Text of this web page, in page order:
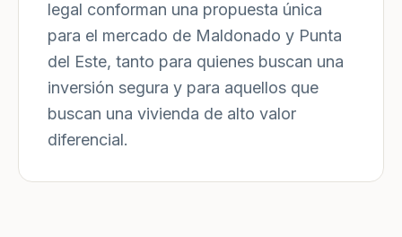
legal conforman una propuesta única
para el mercado de Maldonado y Punta
del Este, tanto para quienes buscan una
inversión segura y para aquellos que
buscan una vivienda de alto valor
diferencial.